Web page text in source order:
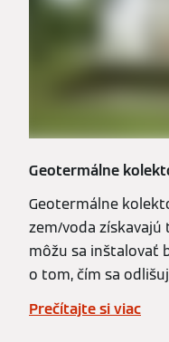
Geotermálne
Geotermálne
zem/voda
môžu sa inštalovať
o tom, čím sa
Prečítajte si viac